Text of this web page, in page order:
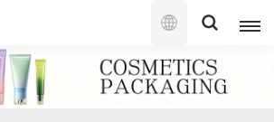
Español
English